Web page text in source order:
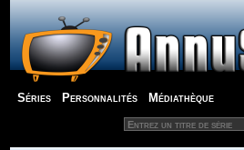
Séries Personnalités Médiathèque